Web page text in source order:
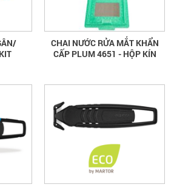
CHAI NƯỚC RỬA MẮT KHẨN
CẤP PLUM 4651 - HỘP KÍN